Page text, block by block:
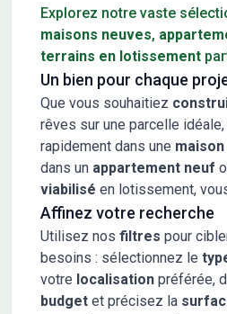
Explorez notre vaste
maisons neuves,
terrains en lotissement
Un bien pour chaque
Que vous souhaitiez
rêves sur une parcelle
rapidement dans une
dans un appartement neuf
viabilisé en lotissement,
Affinez votre recherche
Utilisez nos filtres pour
besoins : sélectionnez le
votre localisation préférée,
budget et précisez la